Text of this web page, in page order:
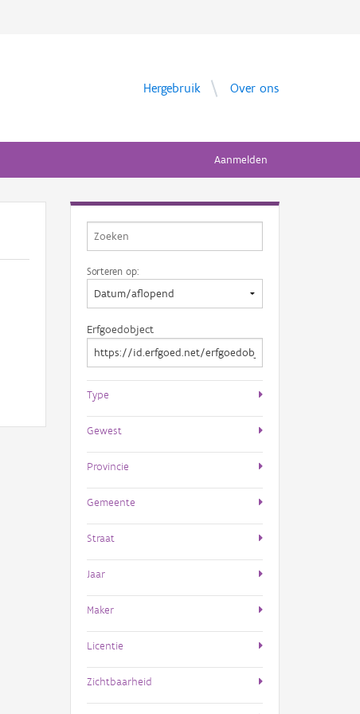
Hergebruik Over ons
Aanmelden
Sorteren op:
Erfgoedobject
Type
Gewest
Provincie
Gemeente
Straat
Jaar
Maker
Licentie
Zichtbaarheid